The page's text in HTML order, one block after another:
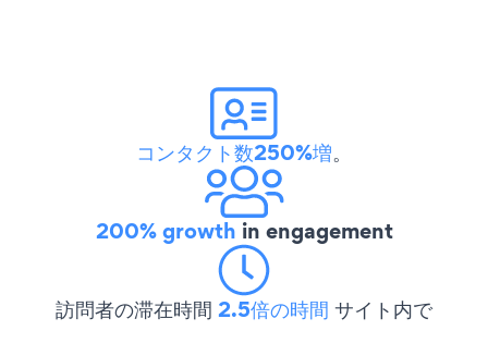
コンタクト数250%増。
200% growth in engagement
訪問者の滞在時間 2.5倍の時間 サイト内で